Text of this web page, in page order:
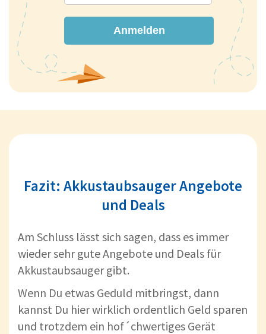
Anmelden
Fazit: Akkustaubsauger Angebote
und Deals
Am Schluss lässt sich sagen, dass es immer
wieder sehr gute Angebote und Deals für
Akkustaubsauger gibt.
Wenn Du etwas Geduld mitbringst, dann
kannst Du hier wirklich ordentlich Geld sparen
und trotzdem ein hof´chwertiges Gerät